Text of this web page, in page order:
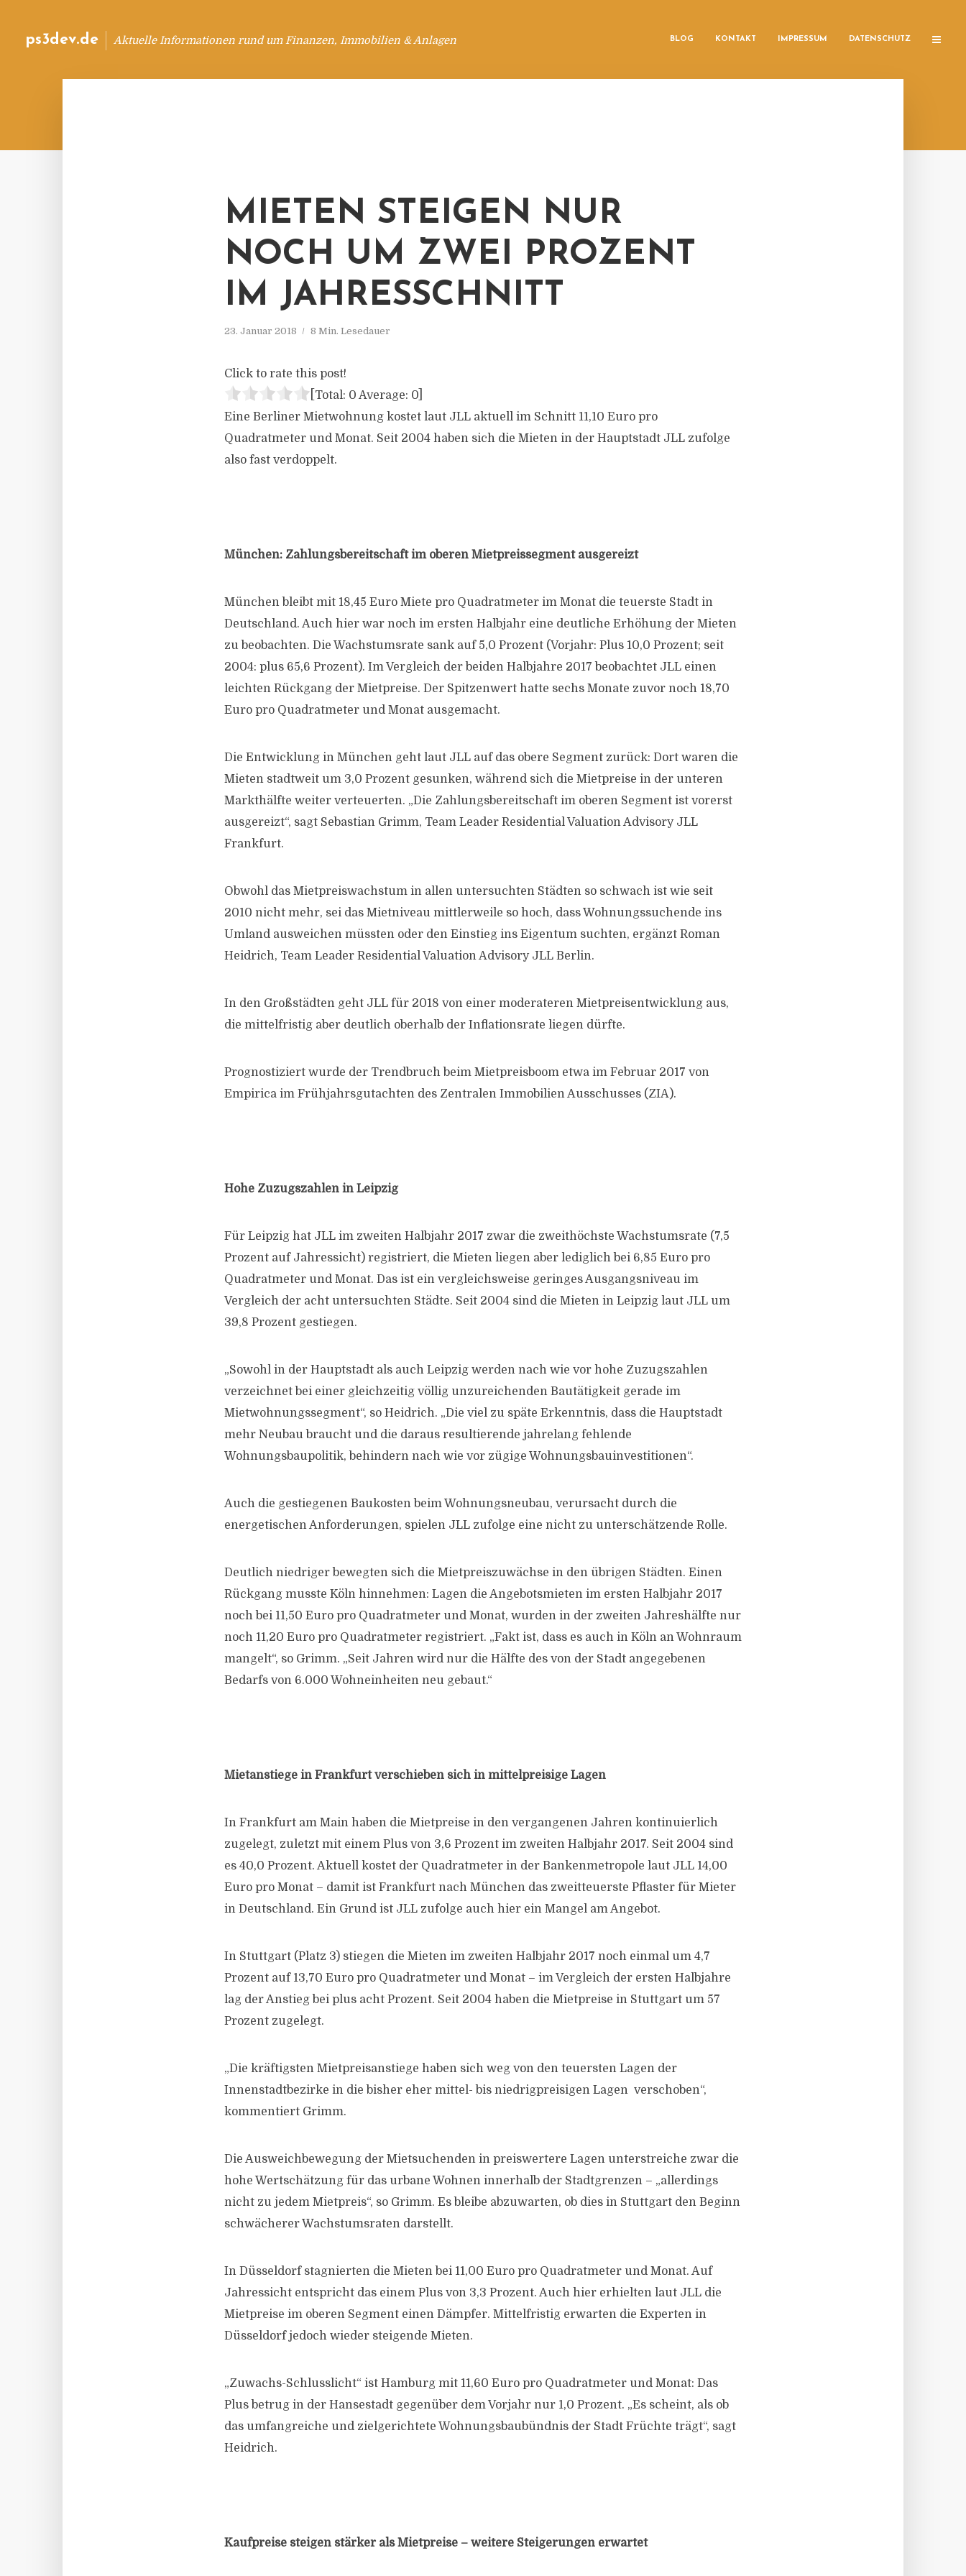
ps3dev.de Aktuelle Informationen rund um Finanzen, Immobilien & Anlagen BLOG KONTAKT IMPRESSUM DATENSCHUTZ
MIETEN STEIGEN NUR
NOCH UM ZWEI PROZENT
IM JAHRESSCHNITT
23. Januar 2018 8 Min. Lesedauer
Click to rate this post!
[Total: 0 Average: 0
Eine Berliner Mietwohnung kostet laut JLL aktuell im Schnitt 11,10 Euro pro
Quadratmeter und Monat. Seit 2004 haben sich die Mieten in der Hauptstadt JLL zufolge
also fast verdoppelt.
München: Zahlungsbereitschaft im oberen Mietpreissegment ausgereizt
München bleibt mit 18,45 Euro Miete pro Quadratmeter im Monat die teuerste Stadt in
Deutschland. Auch hier war noch im ersten Halbjahr eine deutliche Erhöhung der Mieten
zu beobachten. Die Wachstumsrate sank auf 5,0 Prozent (Vorjahr: Plus 10,0 Prozent; seit
2004: plus 65,6 Prozent). Im Vergleich der beiden Halbjahre 2017 beobachtet JLL einen
leichten Rückgang der Mietpreise. Der Spitzenwert hatte sechs Monate zuvor noch 18,70
Euro pro Quadratmeter und Monat ausgemacht.
Die Entwicklung in München geht laut JLL auf das obere Segment zurück: Dort waren die
Mieten stadtweit um 3,0 Prozent gesunken, während sich die Mietpreise in der unteren
Markthälfte weiter verteuerten. „Die Zahlungsbereitschaft im oberen Segment ist vorerst
ausgereizt“, sagt Sebastian Grimm, Team Leader Residential Valuation Advisory JLL
Frankfurt.
Obwohl das Mietpreiswachstum in allen untersuchten Städten so schwach ist wie seit
2010 nicht mehr, sei das Mietniveau mittlerweile so hoch, dass Wohnungssuchende ins
Umland ausweichen müssten oder den Einstieg ins Eigentum suchten, ergänzt Roman
Heidrich, Team Leader Residential Valuation Advisory JLL Berlin.
In den Großstädten geht JLL für 2018 von einer moderateren Mietpreisentwicklung aus,
die mittelfristig aber deutlich oberhalb der Inflationsrate liegen dürfte.
Prognostiziert wurde der Trendbruch beim Mietpreisboom etwa im Februar 2017 von
Empirica im Frühjahrsgutachten des Zentralen Immobilien Ausschusses (ZIA).
Hohe Zuzugszahlen in Leipzig
Für Leipzig hat JLL im zweiten Halbjahr 2017 zwar die zweithöchste Wachstumsrate (7,5
Prozent auf Jahressicht) registriert, die Mieten liegen aber lediglich bei 6,85 Euro pro
Quadratmeter und Monat. Das ist ein vergleichsweise geringes Ausgangsniveau im
Vergleich der acht untersuchten Städte. Seit 2004 sind die Mieten in Leipzig laut JLL um
39,8 Prozent gestiegen.
„Sowohl in der Hauptstadt als auch Leipzig werden nach wie vor hohe Zuzugszahlen
verzeichnet bei einer gleichzeitig völlig unzureichenden Bautätigkeit gerade im
Mietwohnungssegment“, so Heidrich. „Die viel zu späte Erkenntnis, dass die Hauptstadt
mehr Neubau braucht und die daraus resultierende jahrelang fehlende
Wohnungsbaupolitik, behindern nach wie vor zügige Wohnungsbauinvestitionen“.
Auch die gestiegenen Baukosten beim Wohnungsneubau, verursacht durch die
energetischen Anforderungen, spielen JLL zufolge eine nicht zu unterschätzende Rolle.
Deutlich niedriger bewegten sich die Mietpreiszuwächse in den übrigen Städten. Einen
Rückgang musste Köln hinnehmen: Lagen die Angebotsmieten im ersten Halbjahr 2017
noch bei 11,50 Euro pro Quadratmeter und Monat, wurden in der zweiten Jahreshälfte nur
noch 11,20 Euro pro Quadratmeter registriert. „Fakt ist, dass es auch in Köln an Wohnraum
mangelt“, so Grimm. „Seit Jahren wird nur die Hälfte des von der Stadt angegebenen
Bedarfs von 6.000 Wohneinheiten neu gebaut.“
Mietanstiege in Frankfurt verschieben sich in mittelpreisige Lagen
In Frankfurt am Main haben die Mietpreise in den vergangenen Jahren kontinuierlich
zugelegt, zuletzt mit einem Plus von 3,6 Prozent im zweiten Halbjahr 2017. Seit 2004 sind
es 40,0 Prozent. Aktuell kostet der Quadratmeter in der Bankenmetropole laut JLL 14,00
Euro pro Monat – damit ist Frankfurt nach München das zweitteuerste Pflaster für Mieter
in Deutschland. Ein Grund ist JLL zufolge auch hier ein Mangel am Angebot.
In Stuttgart (Platz 3) stiegen die Mieten im zweiten Halbjahr 2017 noch einmal um 4,7
Prozent auf 13,70 Euro pro Quadratmeter und Monat – im Vergleich der ersten Halbjahre
lag der Anstieg bei plus acht Prozent. Seit 2004 haben die Mietpreise in Stuttgart um 57
Prozent zugelegt.
„Die kräftigsten Mietpreisanstiege haben sich weg von den teuersten Lagen der
Innenstadtbezirke in die bisher eher mittel- bis niedrigpreisigen Lagen verschoben“,
kommentiert Grimm.
Die Ausweichbewegung der Mietsuchenden in preiswertere Lagen unterstreiche zwar die
hohe Wertschätzung für das urbane Wohnen innerhalb der Stadtgrenzen – „allerdings
nicht zu jedem Mietpreis“, so Grimm. Es bleibe abzuwarten, ob dies in Stuttgart den Beginn
schwächerer Wachstumsraten darstellt.
In Düsseldorf stagnierten die Mieten bei 11,00 Euro pro Quadratmeter und Monat. Auf
Jahressicht entspricht das einem Plus von 3,3 Prozent. Auch hier erhielten laut JLL die
Mietpreise im oberen Segment einen Dämpfer. Mittelfristig erwarten die Experten in
Düsseldorf jedoch wieder steigende Mieten.
„Zuwachs-Schlusslicht“ ist Hamburg mit 11,60 Euro pro Quadratmeter und Monat: Das
Plus betrug in der Hansestadt gegenüber dem Vorjahr nur 1,0 Prozent. „Es scheint, als ob
das umfangreiche und zielgerichtete Wohnungsbaubündnis der Stadt Früchte trägt“, sagt
Heidrich.
Kaufpreise steigen stärker als Mietpreise – weitere Steigerungen erwartet